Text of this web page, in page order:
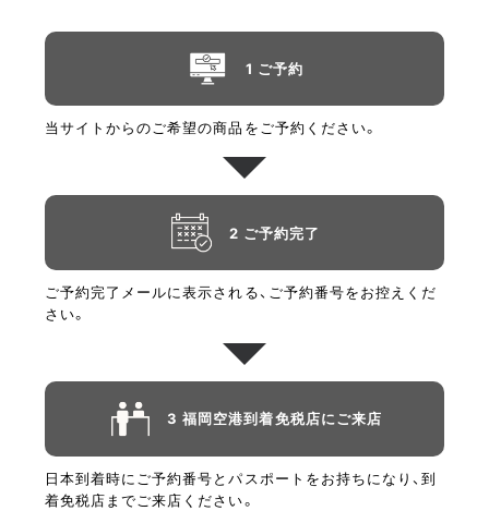
1 ご予約
当サイトからのご希望の商品をご予約ください。
2 ご予約完了
ご予約完了メールに表示される、ご予約番号をお控えくだ
さい。
3 福岡空港到着免税店にご来店
日本到着時にご予約番号とパスポートをお持ちになり、到
着免税店までご来店ください。